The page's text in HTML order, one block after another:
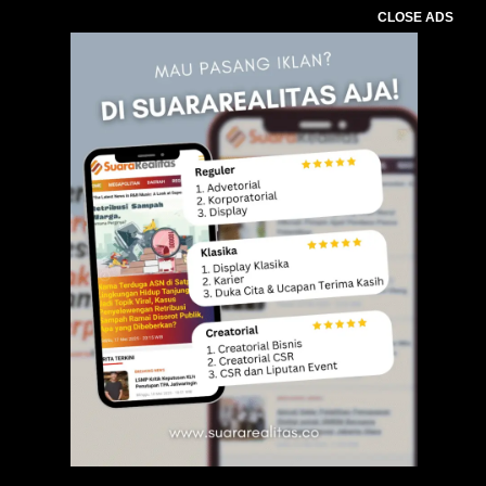
CLOSE ADS